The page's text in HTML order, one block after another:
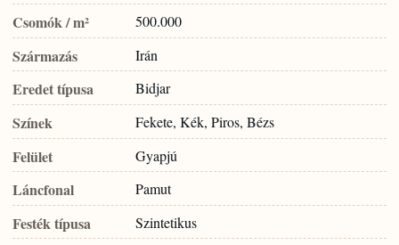
Csomók / m² 500.000
Származás Irán
Eredet típusa Bidjar
Színek Fekete, Kék, Piros, Bézs
Felület Gyapjú
Láncfonal Pamut
Festék típusa Szintetikus